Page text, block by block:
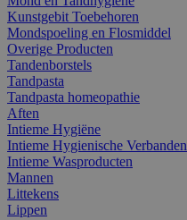
Kunstgebit Toebehoren
Mondspoeling en Flosmiddel
Overige Producten
Tandenborstels
Tandpasta
Tandpasta homeopathie
Aften
Intieme Hygiëne
Intieme Hygienische Verbanden
Intieme Wasproducten
Mannen
Littekens
Lippen